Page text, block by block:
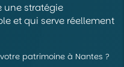
une stratégie
et qui serve réellement
patrimoine à Nantes ?